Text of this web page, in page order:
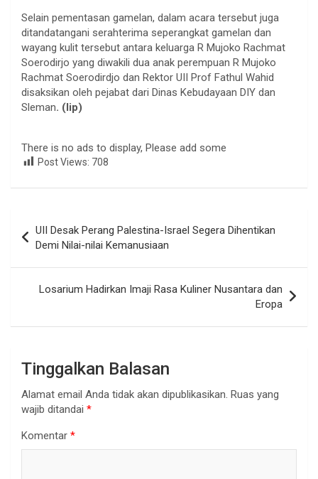
Selain pementasan gamelan, dalam acara tersebut juga
ditandatangani serahterima seperangkat gamelan dan
wayang kulit tersebut antara keluarga R Mujoko Rachmat
Soerodirjo yang diwakili dua anak perempuan R Mujoko
Rachmat Soerodirdjo dan Rektor UII Prof Fathul Wahid
disaksikan oleh pejabat dari Dinas Kebudayaan DIY dan
Sleman. (lip)
There is no ads to display, Please add some
Post Views: 708
pos
UII Desak Perang Palestina-Israel Segera Dihentikan
Demi Nilai-nilai Kemanusiaan
Losarium Hadirkan Imaji Rasa Kuliner Nusantara dan
Eropa
Tinggalkan Balasan
Alamat email Anda tidak akan dipublikasikan. Ruas yang
wajib ditandai *
Komentar *